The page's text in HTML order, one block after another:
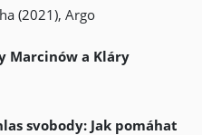
(2021), Argo
Marcinów a Kláry
svobody: Jak pomáhat